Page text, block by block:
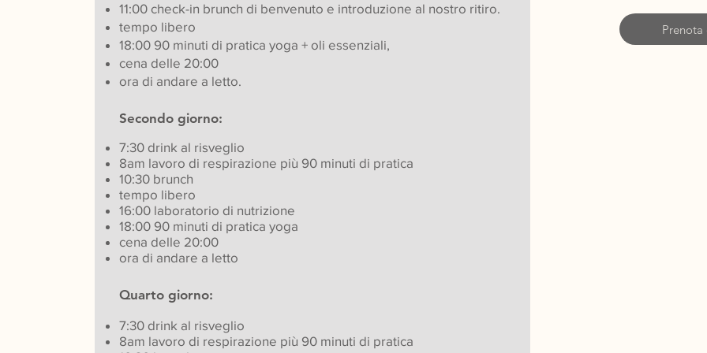
11:00 check-in brunch di benvenuto e introduzione al nostro ritiro.
tempo libero
18:00 90 minuti di pratica yoga + oli essenziali,
cena delle 20:00
ora di andare a letto.
Secondo giorno:
7:30 drink al risveglio
8am lavoro di respirazione più 90 minuti di pratica
10:30 brunch
tempo libero
16:00 laboratorio di nutrizione
18:00 90 minuti di pratica yoga
cena delle 20:00
ora di andare a letto
Quarto giorno:
​7:30 drink al risveglio
8am lavoro di respirazione più 90 minuti di pratica
Prenota